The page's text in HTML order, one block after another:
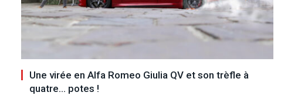
Une virée en Alfa Romeo Giulia QV et son trèfle à
quatre… potes !